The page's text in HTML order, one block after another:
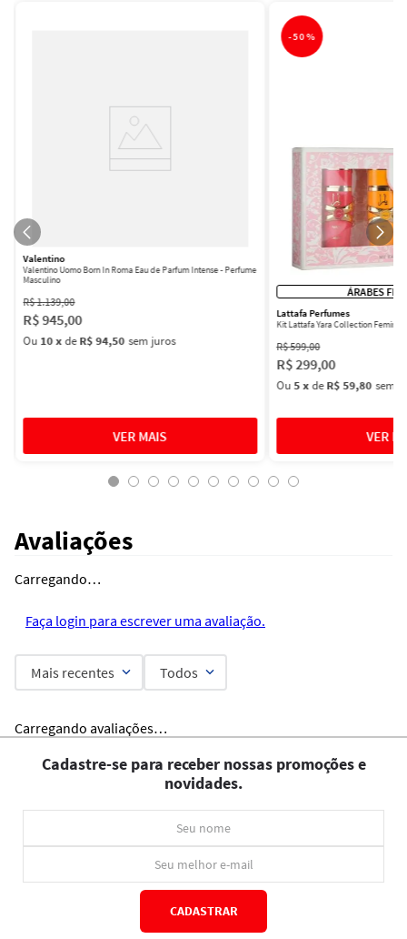
Valentino
Valentino Uomo Born In Roma Eau de Parfum Intense - Perfume
Masculino
R$1.139,00
R$945,00
Ou 10xdeR$ 94,50 sem juros
-50%
ÁRABES
Lattafa Perfumes
Kit Lattafa Yara Collection
R$599,00
R$299,00
Ou5xdeR$ 59,80 sem
Avaliações
Carregando…
Faça login para escrever uma avaliação.
Mais recentes Todos
Carregando avaliações…
Cadastre-se para receber nossas promoções e
novidades.
CADASTRAR